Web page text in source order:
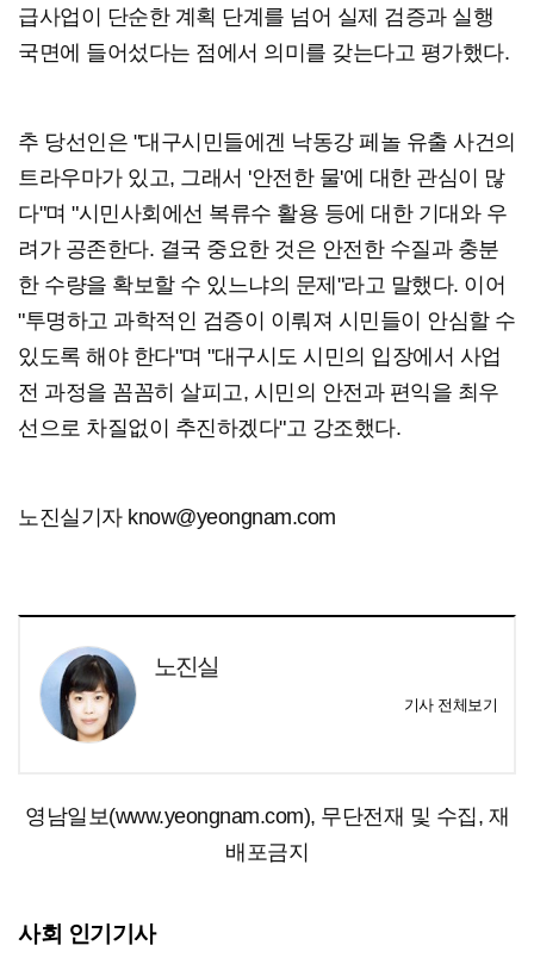
급사업이 단순한 계획 단계를 넘어 실제 검증과 실행
국면에 들어섰다는 점에서 의미를 갖는다고 평가했다.
추 당선인은 "대구시민들에겐 낙동강 페놀 유출 사건의
트라우마가 있고, 그래서 '안전한 물'에 대한 관심이 많
다"며 "시민사회에선 복류수 활용 등에 대한 기대와 우
려가 공존한다. 결국 중요한 것은 안전한 수질과 충분
한 수량을 확보할 수 있느냐의 문제"라고 말했다. 이어
"투명하고 과학적인 검증이 이뤄져 시민들이 안심할 수
있도록 해야 한다"며 "대구시도 시민의 입장에서 사업
전 과정을 꼼꼼히 살피고, 시민의 안전과 편익을 최우
선으로 차질없이 추진하겠다"고 강조했다.
노진실기자 know@yeongnam.com
노진실
기사 전체보기
영남일보(www.yeongnam.com), 무단전재 및 수집, 재
배포금지
사회 인기기사